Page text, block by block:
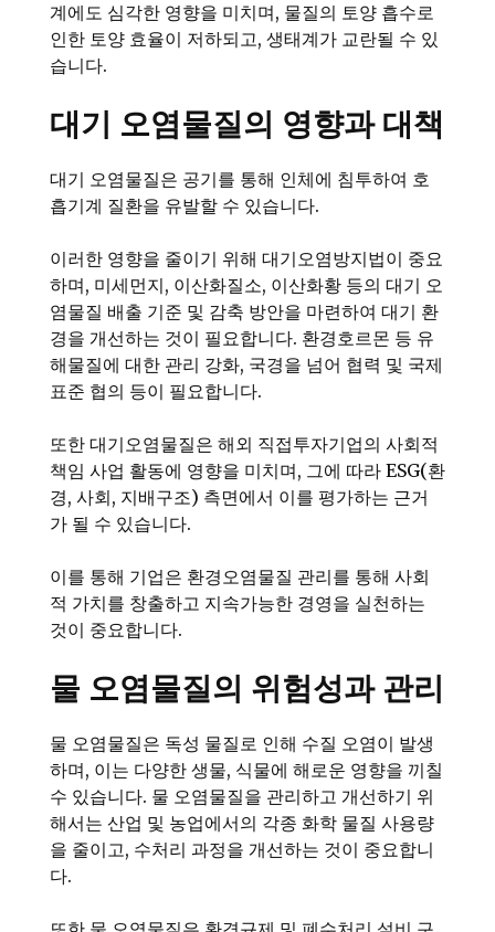
계에도 심각한 영향을 미치며, 물질의 토양 흡수로
인한 토양 효율이 저하되고, 생태계가 교란될 수 있
습니다.
대기 오염물질의 영향과 대책
대기 오염물질은 공기를 통해 인체에 침투하여 호
흡기계 질환을 유발할 수 있습니다.
이러한 영향을 줄이기 위해 대기오염방지법이 중요
하며, 미세먼지, 이산화질소, 이산화황 등의 대기 오
염물질 배출 기준 및 감축 방안을 마련하여 대기 환
경을 개선하는 것이 필요합니다. 환경호르몬 등 유
해물질에 대한 관리 강화, 국경을 넘어 협력 및 국제
표준 협의 등이 필요합니다.
또한 대기오염물질은 해외 직접투자기업의 사회적
책임 사업 활동에 영향을 미치며, 그에 따라 ESG(환
경, 사회, 지배구조) 측면에서 이를 평가하는 근거
가 될 수 있습니다.
이를 통해 기업은 환경오염물질 관리를 통해 사회
적 가치를 창출하고 지속가능한 경영을 실천하는
것이 중요합니다.
물 오염물질의 위험성과 관리
물 오염물질은 독성 물질로 인해 수질 오염이 발생
하며, 이는 다양한 생물, 식물에 해로운 영향을 끼칠
수 있습니다. 물 오염물질을 관리하고 개선하기 위
해서는 산업 및 농업에서의 각종 화학 물질 사용량
을 줄이고, 수처리 과정을 개선하는 것이 중요합니
다.